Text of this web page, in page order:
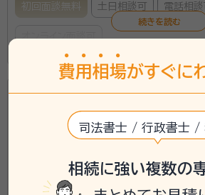
初回面談無料 土日相談可 電話相談
所属する専門家：
水野英治
行政書士（登録番号19081785）
ステム監査人
一橋大学卒業 東京都庁入庁32年間在籍
術者試験合格 日本システム監査人協会30年在籍
監査に従事 カーネギーメロン大学ハインツ大学
SFC研究所招聘・博士レベル修了) CISO
西多摩地域を中心に出張相談可。親切
star starstar_half 4.80
費用 相場がすぐに
司法書士 / 行政書士 /
相続に強い複数の